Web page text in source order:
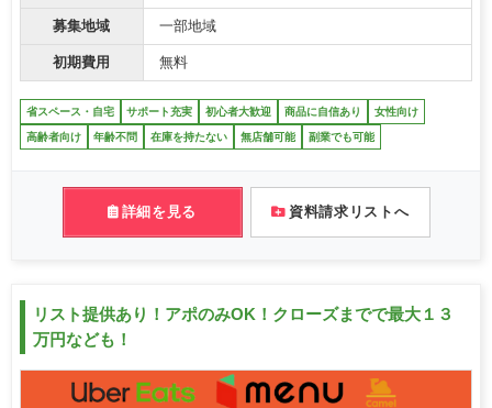
募集地域 一部地域
初期費用 無料
省スペース・自宅 サポート充実 初心者大歓迎 商品に自信あり 女性向け
高齢者向け 年齢不問 在庫を持たない 無店舗可能 副業でも可能
詳細を見る 資料請求リストへ
リスト提供あり！アポのみOK！クローズまでで最大１３
万円なども！